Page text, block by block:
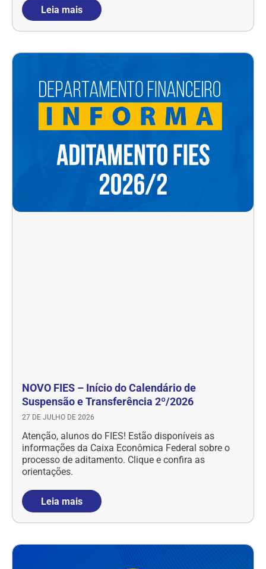
Leia mais
NOVO FIES – Início do Calendário de
Suspensão e Transferência 2º/2026
27 DE JULHO DE 2026
Atenção, alunos do FIES! Estão disponíveis as
informações da Caixa Econômica Federal sobre o
processo de aditamento. Clique e confira as
orientações.
Leia mais